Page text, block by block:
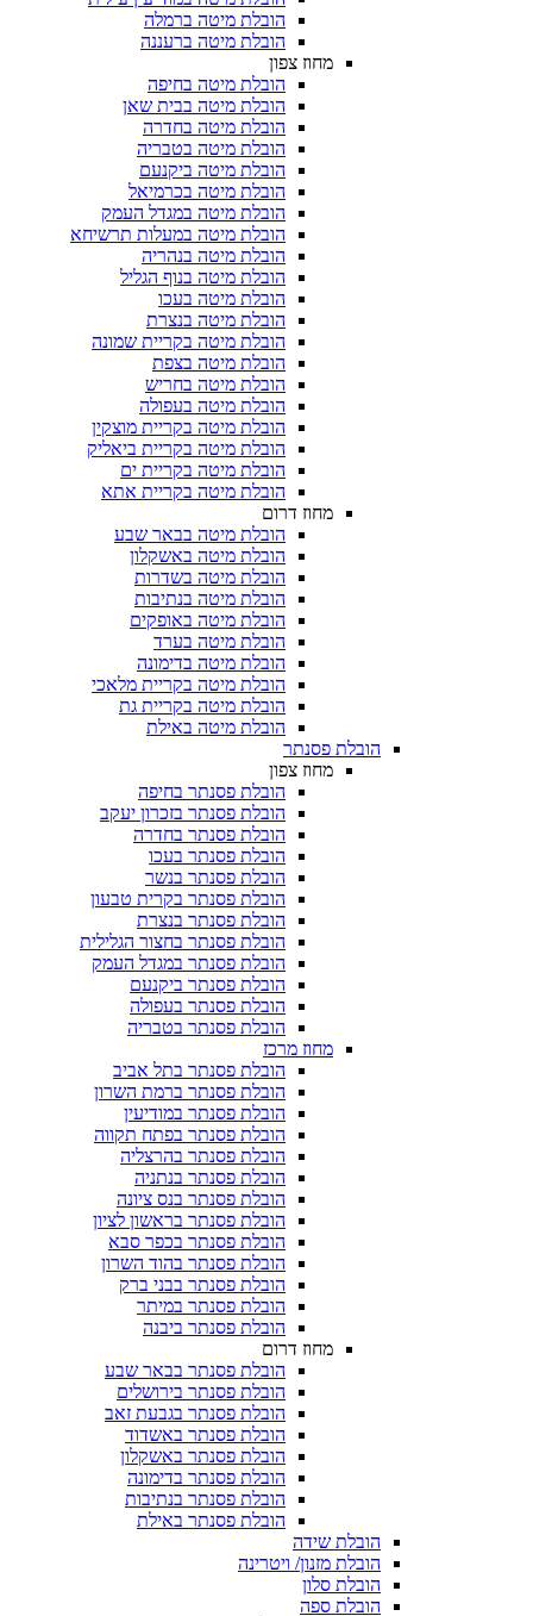
הובלת מיטה ברמלה
הובלת מיטה ברעננה
מחוז צפון
הובלת מיטה בחיפה
הובלת מיטה בבית שאן
הובלת מיטה בחדרה
הובלת מיטה בטבריה
הובלת מיטה ביקנעם
הובלת מיטה בכרמיאל
הובלת מיטה במגדל העמק
הובלת מיטה במעלות תרשיחא
הובלת מיטה בנהריה
הובלת מיטה בנוף הגליל
הובלת מיטה בעכו
הובלת מיטה בנצרת
הובלת מיטה בקריית שמונה
הובלת מיטה בצפת
הובלת מיטה בחריש
הובלת מיטה בעפולה
הובלת מיטה בקריית מוצקין
הובלת מיטה בקריית ביאליק
הובלת מיטה בקריית ים
הובלת מיטה בקריית אתא
מחוז דרום
הובלת מיטה בבאר שבע
הובלת מיטה באשקלון
הובלת מיטה בשדרות
הובלת מיטה בנתיבות
הובלת מיטה באופקים
הובלת מיטה בערד
הובלת מיטה בדימונה
הובלת מיטה בקריית מלאכי
הובלת מיטה בקריית גת
הובלת מיטה באילת
הובלת פסנתר
מחוז צפון
הובלת פסנתר בחיפה
הובלת פסנתר בזכרון יעקב
הובלת פסנתר בחדרה
הובלת פסנתר בעכו
הובלת פסנתר בנשר
הובלת פסנתר בקרית טבעון
הובלת פסנתר בנצרת
הובלת פסנתר בחצור הגלילית
הובלת פסנתר במגדל העמק
הובלת פסנתר ביקנעם
הובלת פסנתר בעפולה
הובלת פסנתר בטבריה
מחוז מרכז
הובלת פסנתר בתל אביב
הובלת פסנתר ברמת השרון
הובלת פסנתר במודיעין
הובלת פסנתר בפתח תקווה
הובלת פסנתר בהרצליה
הובלת פסנתר בנתניה
הובלת פסנתר בנס ציונה
הובלת פסנתר בראשון לציון
הובלת פסנתר בכפר סבא
הובלת פסנתר בהוד השרון
הובלת פסנתר בבני ברק
הובלת פסנתר במיתר
הובלת פסנתר ביבנה
מחוז דרום
הובלת פסנתר בבאר שבע
הובלת פסנתר בירושלים
הובלת פסנתר בגבעת זאב
הובלת פסנתר באשדוד
הובלת פסנתר באשקלון
הובלת פסנתר בדימונה
הובלת פסנתר בנתיבות
הובלת פסנתר באילת
הובלת שידה
הובלת מזנון/ ויטרינה
הובלת סלון
הובלת ספה